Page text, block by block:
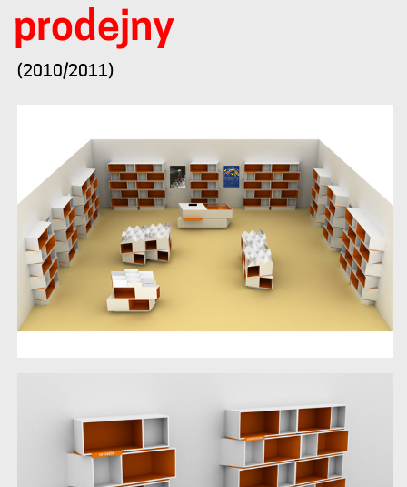
prodejny
(2010/2011)